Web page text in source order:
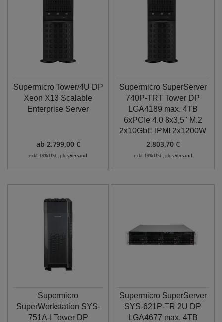
Supermicro Tower/4U DP
Xeon X13 Scalable
Enterprise Server
ab 2.799,00 €
exkl. 19% USt. , plusVersand
Supermicro SuperServer
740P-TRT Tower DP
LGA4189 max. 4TB
6xPCIe 4.0 8x3,5" M.2
2x10GbE IPMI 2x1200W
2.803,70 €
exkl. 19% USt. , plusVersand
Supermicro
SuperWorkstation SYS-
751A-I Tower DP
Supermicro SuperServer
SYS-621P-TR 2U DP
LGA4677 max. 4TB